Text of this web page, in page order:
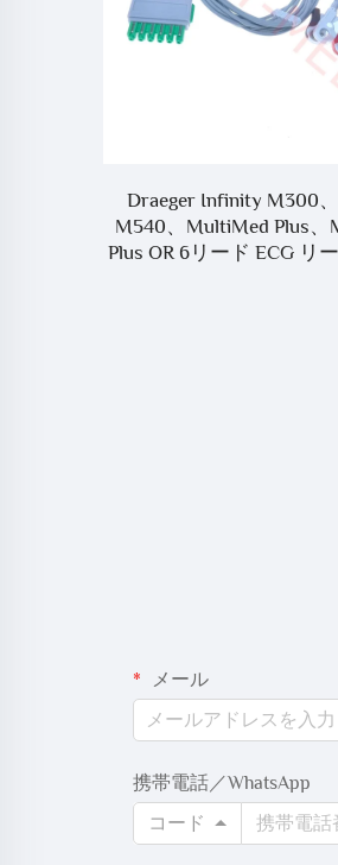
Draeger Infinity M300
M540、MultiMed Plus、
Plus OR 6リード ECG リ
メール
携帯電話／WhatsApp
コード